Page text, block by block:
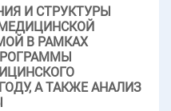
И СТРУКТУРЫ
В РАМКАХ
А ТАКЖЕ АНАЛИЗ